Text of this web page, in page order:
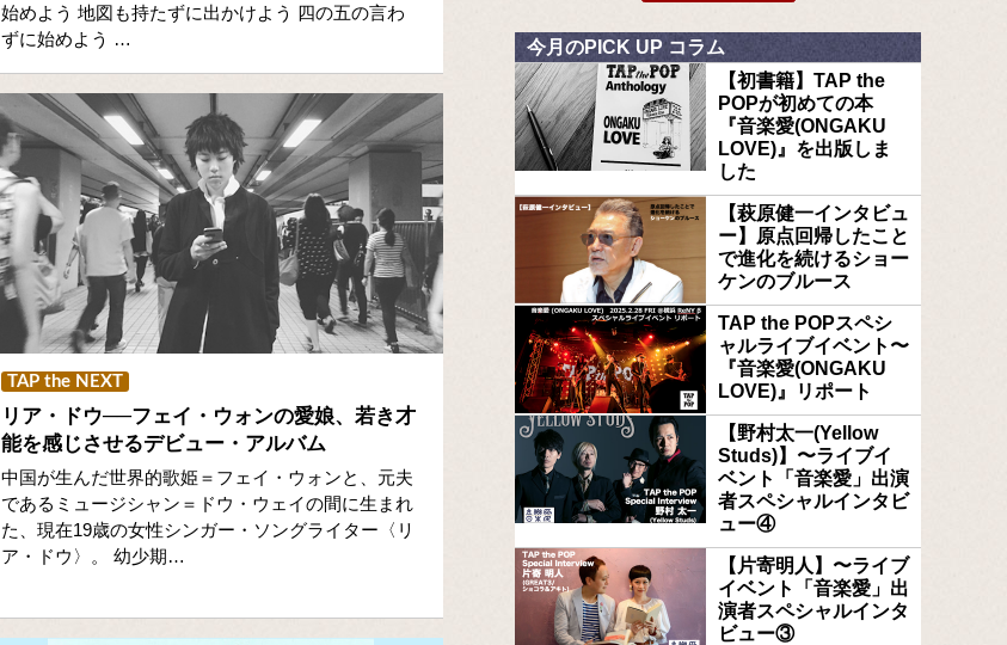
始めよう 地図も持たずに出かけよう 四の五の言わ
ずに始めよう …
TAP the NEXT
リア・ドウ──フェイ・ウォンの愛娘、若き才
能を感じさせるデビュー・アルバム
中国が生んだ世界的歌姫＝フェイ・ウォンと、元夫
であるミュージシャン＝ドウ・ウェイの間に生まれ
た、現在19歳の女性シンガー・ソングライター〈リ
ア・ドウ〉。 幼少期…
今月のPICK UP コラム
【初書籍】TAP the
POPが初めての本
『音楽愛(ONGAKU
LOVE)』を出版しま
した
【萩原健一インタビュ
ー】原点回帰したこと
で進化を続けるショー
ケンのブルース
TAP the POPスペシ
ャルライブイベント〜
『音楽愛(ONGAKU
LOVE)』リポート
【野村太一(Yellow
Studs)】〜ライブイ
ベント「音楽愛」出演
者スペシャルインタビ
ュー④
【片寄明人】〜ライブ
イベント「音楽愛」出
演者スペシャルインタ
ビュー③